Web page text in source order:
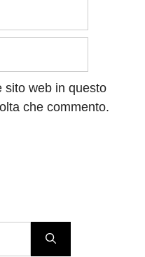
sito web in questo
che commento.